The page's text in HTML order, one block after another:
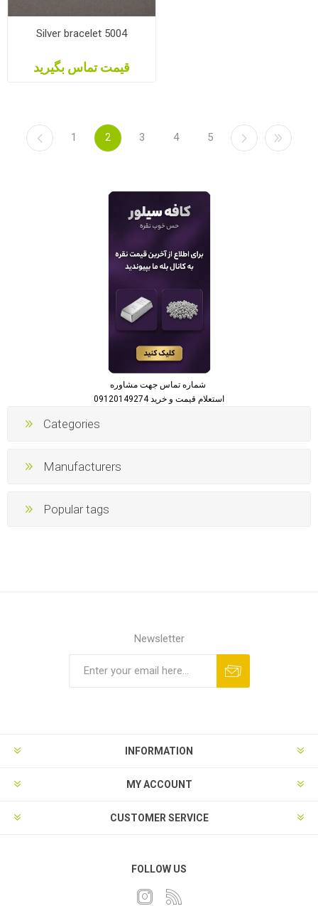
Silver bracelet 5004
قیمت تماس بگیرید
1 2 3 4 5
استعلام قیمت و خرید 09120149274
Categories
Manufacturers
Popular tags
Newsletter
INFORMATION
MY ACCOUNT
CUSTOMER SERVICE
FOLLOW US